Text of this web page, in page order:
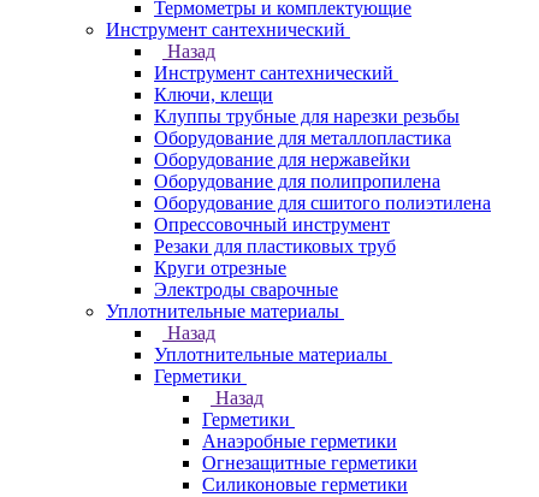
Термометры и комплектующие
Инструмент сантехнический
Назад
Инструмент сантехнический
Ключи, клещи
Клуппы трубные для нарезки резьбы
Оборудование для металлопластика
Оборудование для нержавейки
Оборудование для полипропилена
Оборудование для сшитого полиэтилена
Опрессовочный инструмент
Резаки для пластиковых труб
Круги отрезные
Электроды сварочные
Уплотнительные материалы
Назад
Уплотнительные материалы
Герметики
Назад
Герметики
Анаэробные герметики
Огнезащитные герметики
Силиконовые герметики